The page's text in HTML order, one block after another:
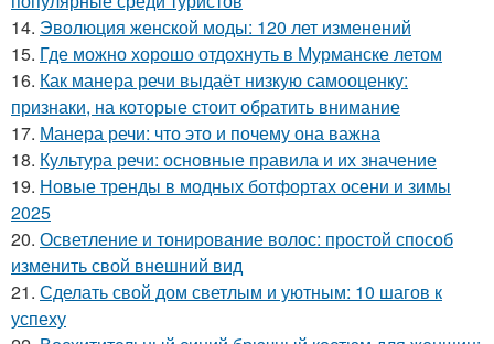
14. Эволюция женской моды: 120 лет изменений
15. Где можно хорошо отдохнуть в Мурманске летом
16. Как манера речи выдаёт низкую самооценку:
признаки, на которые стоит обратить внимание
17. Манера речи: что это и почему она важна
18. Культура речи: основные правила и их значение
19. Новые тренды в модных ботфортах осени и зимы
2025
20. Осветление и тонирование волос: простой способ
изменить свой внешний вид
21. Сделать свой дом светлым и уютным: 10 шагов к
успеху